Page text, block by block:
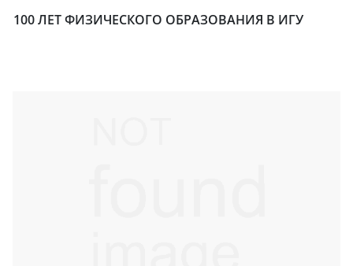
100 ЛЕТ ФИЗИЧЕСКОГО ОБРАЗОВАНИЯ В ИГУ